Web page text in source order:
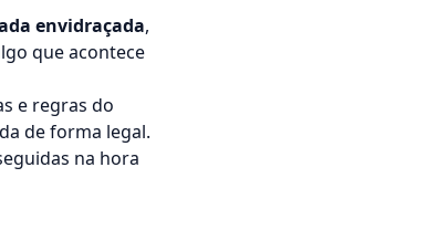
envidraçada,
que acontece
e regras do
de forma legal.
na hora